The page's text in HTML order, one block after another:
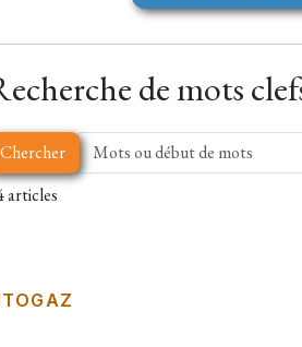
de mots
Chercher
articles